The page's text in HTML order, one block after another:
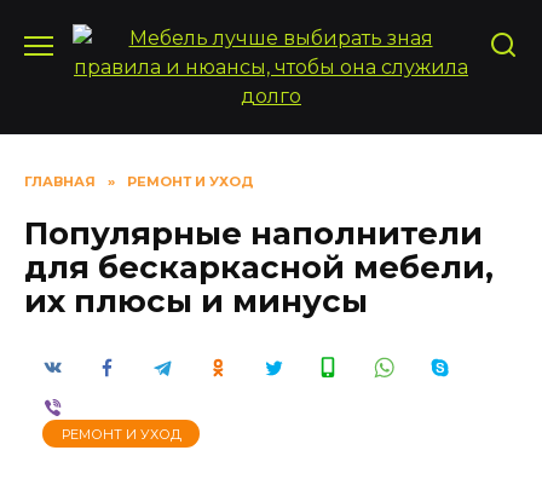
содержанию
ГЛАВНАЯ » РЕМОНТ И УХОД
Популярные наполнители
для бескаркасной мебели,
их плюсы и минусы
РЕМОНТ И УХОД